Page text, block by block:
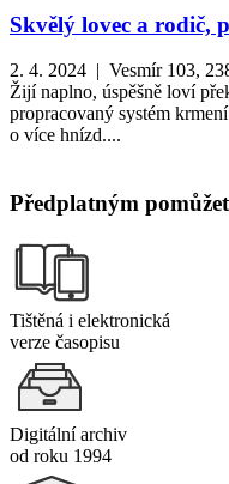
Skvělý lovec a rodič,
2. 4. 2024 | Vesmír 103,
Žijí naplno, úspěšně loví
propracovaný systém
o více hnízd....
Předplatným
Tištěná i elektronická
verze časopisu
Digitální archiv
od roku 1994